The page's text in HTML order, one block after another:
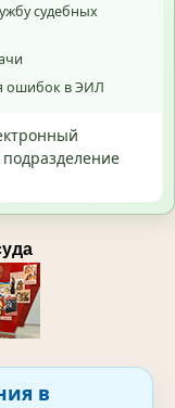
судебных
ошибок в ЭИЛ
в